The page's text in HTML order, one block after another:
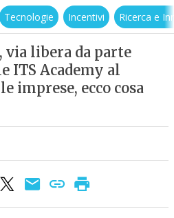
Tecnologie Incentivi Ricerca e
via libera da parte
ITS Academy al
imprese, ecco cosa